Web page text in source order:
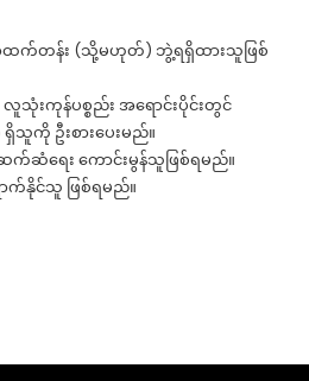
ထက်တန်း (သို့မဟုတ်) ဘွဲ့ရရှိထားသူဖြစ်
ကုန်ပစ္စည်း အရောင်းပိုင်းတွင်
ကို ဦးစားပေးမည်။
မှုဆက်ဆံရေး ကောင်းမွန်သူဖြစ်ရမည်။
က်နိုင်သူ ဖြစ်ရမည်။